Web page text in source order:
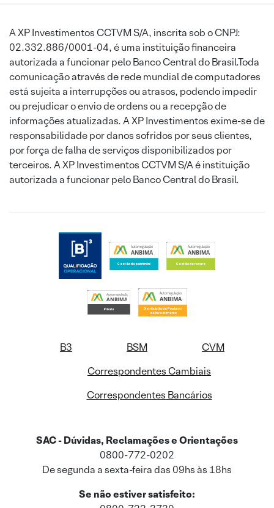
A XP Investimentos CCTVM S/A, inscrita sob o CNPJ:
02.332.886/0001-04, é uma instituição financeira
autorizada a funcionar pelo Banco Central do Brasil.Toda
comunicação através de rede mundial de computadores
está sujeita a interrupções ou atrasos, podendo impedir
ou prejudicar o envio de ordens ou a recepção de
informações atualizadas. A XP Investimentos exime-se de
responsabilidade por danos sofridos por seus clientes,
por força de falha de serviços disponibilizados por
terceiros. A XP Investimentos CCTVM S/A é instituição
autorizada a funcionar pelo Banco Central do Brasil.
B3 BSM
CVM
Correspondentes Cambiais
Correspondentes Bancários
SAC - Dúvidas, Reclamações e Orientações
0800-772-0202
De segunda a sexta-feira das 09hs às 18hs
Se não estiver satisfeito: